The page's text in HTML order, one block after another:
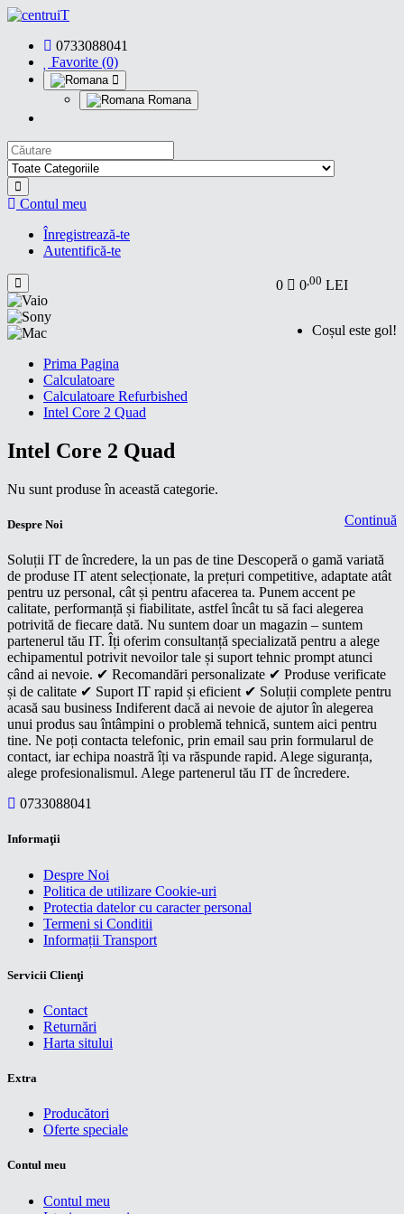
0733088041
Favorite (0)
Romana
Contul meu
Înregistrează-te
Autentifică-te
0 0,00 LEI
Coșul este gol!
Prima Pagina
Calculatoare
Calculatoare Refurbished
Intel Core 2 Quad
Intel Core 2 Quad
Nu sunt produse în această categorie.
Continuă
Despre Noi
Soluții IT de încredere, la un pas de tine Descoperă o gamă variată
de produse IT atent selecționate, la prețuri competitive, adaptate atât
pentru uz personal, cât și pentru afacerea ta. Punem accent pe
calitate, performanță și fiabilitate, astfel încât tu să faci alegerea
potrivită de fiecare dată. Nu suntem doar un magazin – suntem
partenerul tău IT. Îți oferim consultanță specializată pentru a alege
echipamentul potrivit nevoilor tale și suport tehnic prompt atunci
când ai nevoie. ✔ Recomandări personalizate ✔ Produse verificate
și de calitate ✔ Suport IT rapid și eficient ✔ Soluții complete pentru
acasă sau business Indiferent dacă ai nevoie de ajutor în alegerea
unui produs sau întâmpini o problemă tehnică, suntem aici pentru
tine. Ne poți contacta telefonic, prin email sau prin formularul de
contact, iar echipa noastră îți va răspunde rapid. Alege siguranța,
alege profesionalismul. Alege partenerul tău IT de încredere.
0733088041
Informaţii
Despre Noi
Politica de utilizare Cookie-uri
Protectia datelor cu caracter personal
Termeni si Conditii
Informații Transport
Servicii Clienţi
Contact
Returnări
Harta sitului
Extra
Producători
Oferte speciale
Contul meu
Contul meu